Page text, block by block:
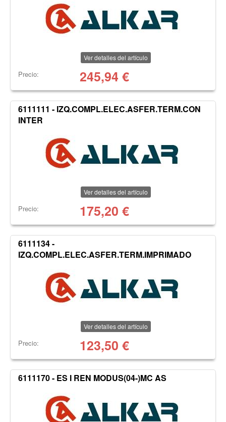
Ver detalles del artículo
Precio: 245,94 €
6111111 - IZQ.COMPL.ELEC.ASFER.TERM.CON
INTER
Ver detalles del artículo
Precio: 175,20 €
6111134 -
IZQ.COMPL.ELEC.ASFER.TERM.IMPRIMADO
Ver detalles del artículo
Precio: 123,50 €
6111170 - ES I REN MODUS(04-)MC AS